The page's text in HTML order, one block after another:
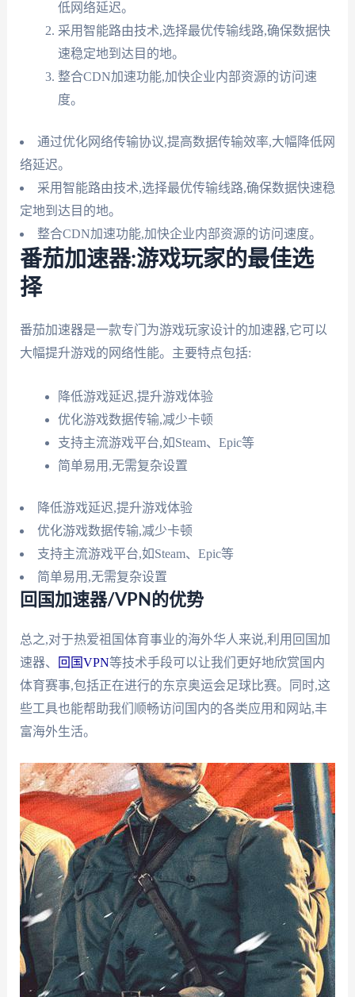
低网络延迟。
采用智能路由技术,选择最优传输线路,确保数据快
速稳定地到达目的地。
整合CDN加速功能,加快企业内部资源的访问速
度。
通过优化网络传输协议,提高数据传输效率,大幅降低网
络延迟。
采用智能路由技术,选择最优传输线路,确保数据快速稳
定地到达目的地。
整合CDN加速功能,加快企业内部资源的访问速度。
番茄加速器:游戏玩家的最佳选
择
番茄加速器是一款专门为游戏玩家设计的加速器,它可以
大幅提升游戏的网络性能。主要特点包括:
降低游戏延迟,提升游戏体验
优化游戏数据传输,减少卡顿
支持主流游戏平台,如Steam、Epic等
简单易用,无需复杂设置
降低游戏延迟,提升游戏体验
优化游戏数据传输,减少卡顿
支持主流游戏平台,如Steam、Epic等
简单易用,无需复杂设置
回国加速器/VPN的优势
总之,对于热爱祖国体育事业的海外华人来说,利用回国加
速器、
回国VPN等技术手段可以让我们更好地欣赏国内
体育赛事,包括正在进行的东京奥运会足球比赛。同时,这
些工具也能帮助我们顺畅访问国内的各类应用和网站,丰
富海外生活。